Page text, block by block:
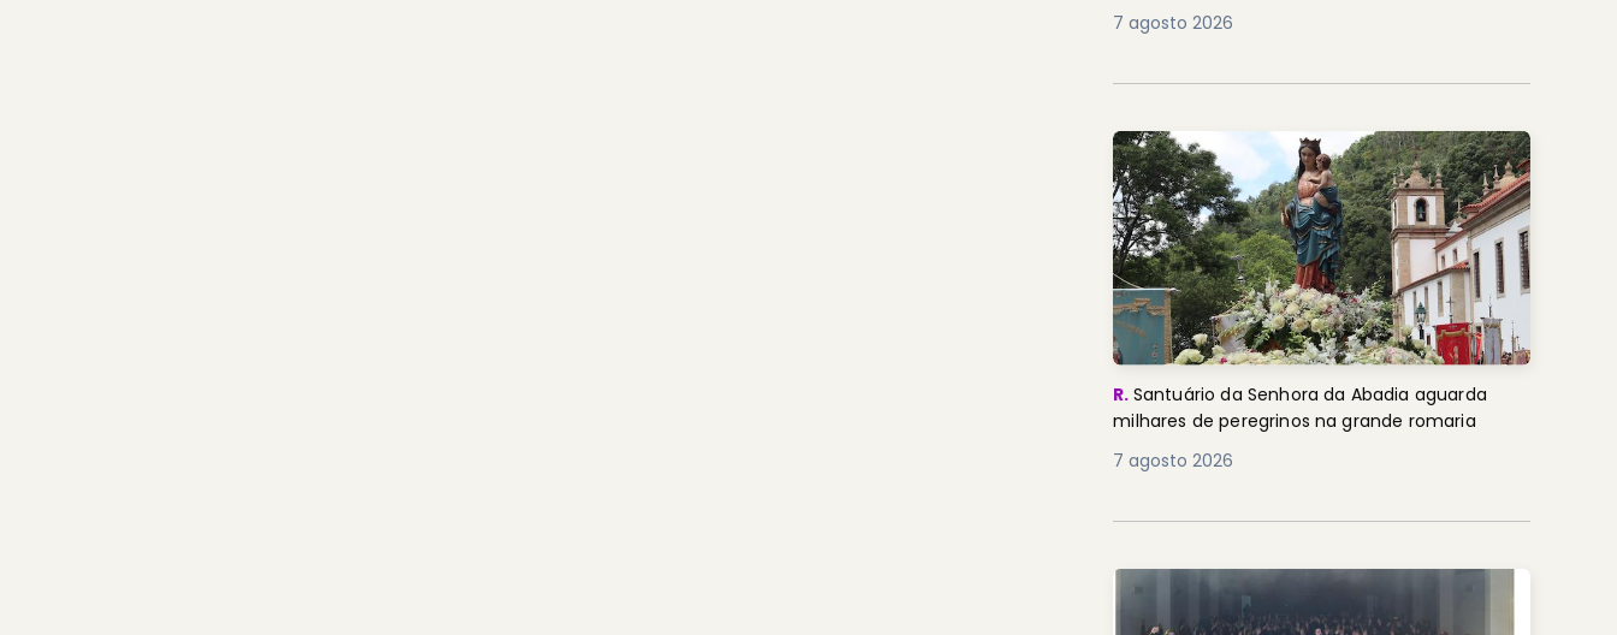
7 agosto 2026
R. Santuário da Senhora da Abadia aguarda
milhares de peregrinos na grande romaria
7 agosto 2026